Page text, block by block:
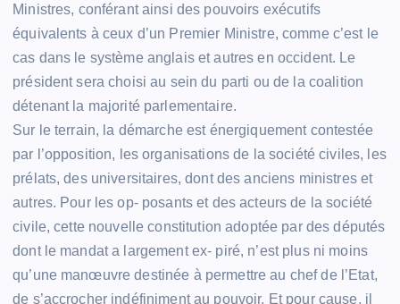
Ministres, conférant ainsi des pouvoirs exécutifs
équivalents à ceux d’un Premier Ministre, comme c’est le
cas dans le système anglais et autres en occident. Le
président sera choisi au sein du parti ou de la coalition
détenant la majorité parlementaire.
Sur le terrain, la démarche est énergiquement contestée
par l’opposition, les organisations de la société civiles, les
prélats, des universitaires, dont des anciens ministres et
autres. Pour les op- posants et des acteurs de la société
civile, cette nouvelle constitution adoptée par des députés
dont le mandat a largement ex- piré, n’est plus ni moins
qu’une manœuvre destinée à permettre au chef de l’Etat,
de s’accrocher indéfiniment au pouvoir. Et pour cause, il